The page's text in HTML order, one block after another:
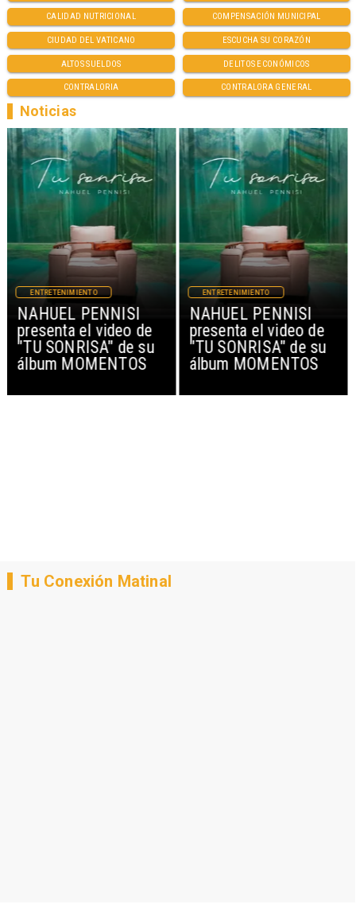
CALIDAD NUTRICIONAL COMPENSACIÓN MUNICIPAL
CIUDAD DEL VATICANO ESCUCHA SU CORAZÓN
ALTOS SUELDOS DELITOS ECONÓMICOS
CONTRALORIA CONTRALORA GENERAL
NAHUEL PENNISI
presenta el video de
"TU SONRISA" de su
álbum MOMENTOS
ENTRETENIMIENTO
NAHUEL PENNISI
presenta el video de
"TU SONRISA" de su
álbum MOMENTOS
ENTRETENIMIENTO
Noticias
Tu Conexión Matinal